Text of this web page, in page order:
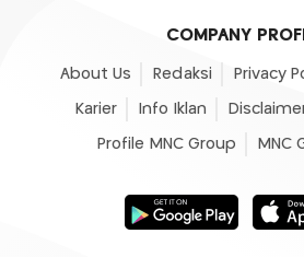
COMPANY
About Us Redaksi Privacy
Karier Info Iklan
Profile MNC Group MNC